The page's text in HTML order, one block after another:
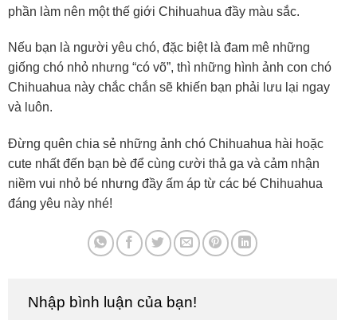
phần làm nên một thế giới Chihuahua đầy màu sắc.
Nếu bạn là người yêu chó, đặc biệt là đam mê những
giống chó nhỏ nhưng “có võ”, thì những hình ảnh con chó
Chihuahua này chắc chắn sẽ khiến bạn phải lưu lại ngay
và luôn.
Đừng quên chia sẻ những ảnh chó Chihuahua hài hoặc
cute nhất đến bạn bè để cùng cười thả ga và cảm nhận
niềm vui nhỏ bé nhưng đầy ấm áp từ các bé Chihuahua
đáng yêu này nhé!
Nhập bình luận của bạn!